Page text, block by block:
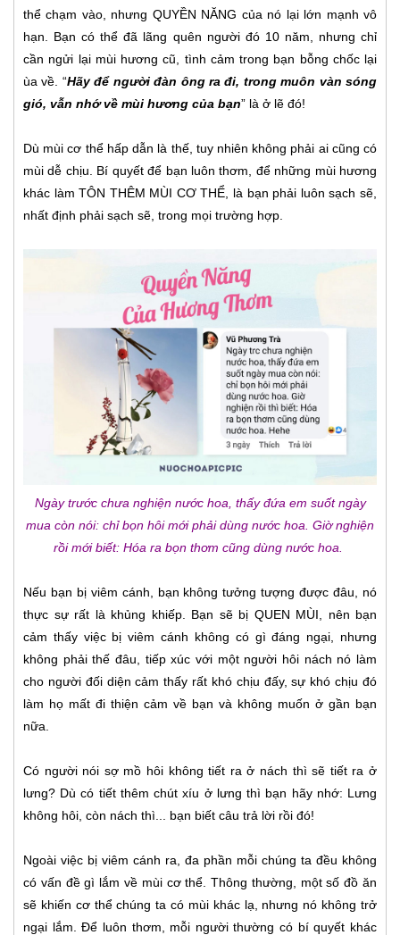
thể chạm vào, nhưng QUYỀN NĂNG của nó lại lớn mạnh vô
hạn. Bạn có thể đã lãng quên người đó 10 năm, nhưng chỉ
cần ngửi lại mùi hương cũ, tình cảm trong bạn bỗng chốc lại
ùa về. “Hãy để người đàn ông ra đi, trong muôn vàn sóng
gió, vẫn nhớ về mùi hương của bạn” là ở lẽ đó!
Dù mùi cơ thể hấp dẫn là thế, tuy nhiên không phải ai cũng có
mùi dễ chịu. Bí quyết để bạn luôn thơm, để những mùi hương
khác làm TÔN THÊM MÙI CƠ THỂ, là bạn phải luôn sạch sẽ,
nhất định phải sạch sẽ, trong mọi trường hợp.
Ngày trước chưa nghiện nước hoa, thấy đứa em suốt ngày
mua còn nói: chỉ bọn hôi mới phải dùng nước hoa. Giờ nghiện
rồi mới biết: Hóa ra bọn thơm cũng dùng nước hoa.
Nếu bạn bị viêm cánh, bạn không tưởng tượng được đâu, nó
thực sự rất là khủng khiếp. Bạn sẽ bị QUEN MÙI, nên bạn
cảm thấy việc bị viêm cánh không có gì đáng ngại, nhưng
không phải thế đâu, tiếp xúc với một người hôi nách nó làm
cho người đối diện cảm thấy rất khó chịu đấy, sự khó chịu đó
làm họ mất đi thiện cảm về bạn và không muốn ở gần bạn
nữa.
Có người nói sợ mồ hôi không tiết ra ở nách thì sẽ tiết ra ở
lưng? Dù có tiết thêm chút xíu ở lưng thì bạn hãy nhớ: Lưng
không hôi, còn nách thì... bạn biết câu trả lời rồi đó!
Ngoài việc bị viêm cánh ra, đa phần mỗi chúng ta đều không
có vấn đề gì lắm về mùi cơ thể. Thông thường, một số đồ ăn
sẽ khiến cơ thể chúng ta có mùi khác lạ, nhưng nó không trở
ngại lắm. Để luôn thơm, mỗi người thường có bí quyết khác